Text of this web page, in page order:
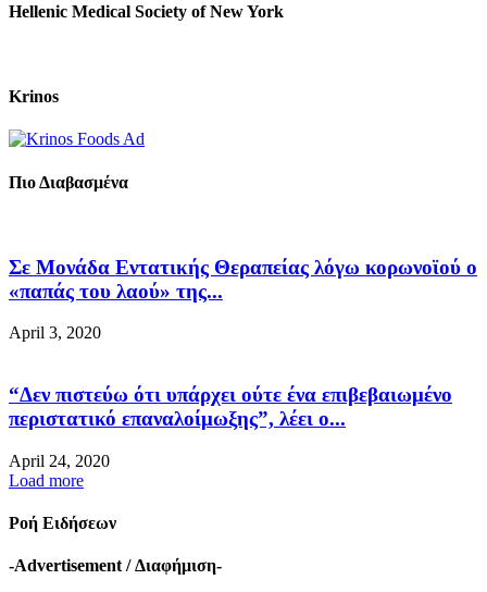
Hellenic Medical Society of New York
Krinos
Πιο Διαβασμένα
Σε Μονάδα Εντατικής Θεραπείας λόγω κορωνοϊού ο
«παπάς του λαού» της...
April 3, 2020
“Δεν πιστεύω ότι υπάρχει ούτε ένα επιβεβαιωμένο
περιστατικό επαναλοίμωξης”, λέει ο...
April 24, 2020
Load more
Ροή Ειδήσεων
-Advertisement / Διαφήμιση-